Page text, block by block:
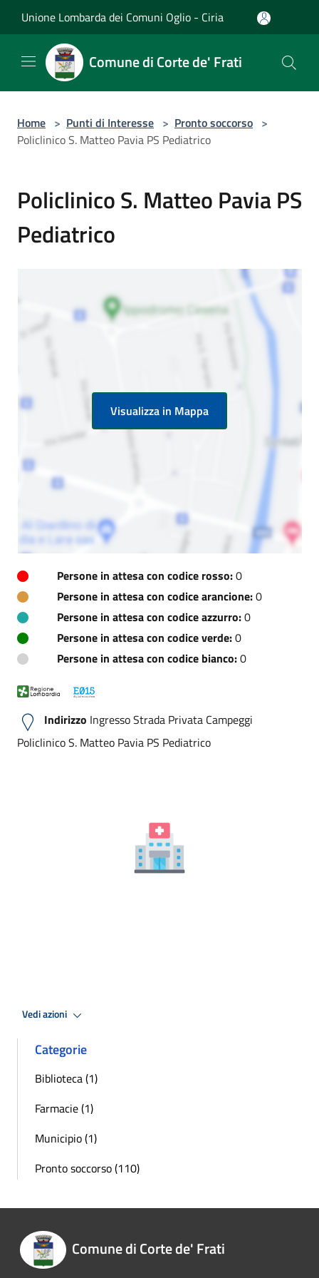
Unione Lombarda dei Comuni Oglio - Ciria
Comune di Corte de' Frati
Home > Punti di Interesse > Pronto soccorso >
Policlinico S. Matteo Pavia PS Pediatrico
Policlinico S. Matteo Pavia PS
Pediatrico
Visualizza in Mappa
Persone in attesa con codice rosso:0
Persone in attesa con codice arancione:0
Persone in attesa con codice azzurro:0
Persone in attesa con codice verde:0
Persone in attesa con codice bianco:0
Indirizzo Ingresso Strada Privata Campeggi
Policlinico S. Matteo Pavia PS Pediatrico
Vedi azioni
Categorie
Biblioteca (1)
Farmacie (1)
Municipio (1)
Pronto soccorso (110)
Comune di Corte de' Frati